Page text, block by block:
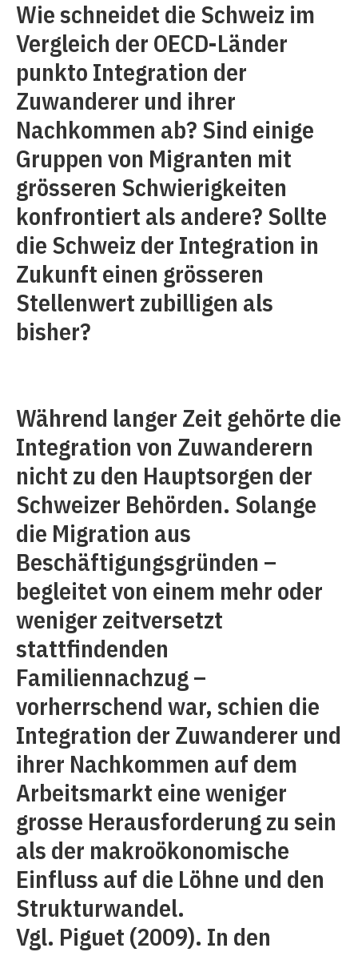
Wie schneidet die Schweiz im
Vergleich der OECD-Länder
punkto Integration der
Zuwanderer und ihrer
Nachkommen ab? Sind einige
Gruppen von Migranten mit
grösseren Schwierigkeiten
konfrontiert als andere? Sollte
die Schweiz der Integration in
Zukunft einen grösseren
Stellenwert zubilligen als
bisher?
Während langer Zeit gehörte die
Integration von Zuwanderern
nicht zu den Hauptsorgen der
Schweizer Behörden. Solange
die Migration aus
Beschäftigungsgründen –
begleitet von einem mehr oder
weniger zeitversetzt
stattfindenden
Familiennachzug –
vorherrschend war, schien die
Integration der Zuwanderer und
ihrer Nachkommen auf dem
Arbeitsmarkt eine weniger
grosse Herausforderung zu sein
als der makroökonomische
Einfluss auf die Löhne und den
Strukturwandel.
Vgl. Piguet (2009). In den